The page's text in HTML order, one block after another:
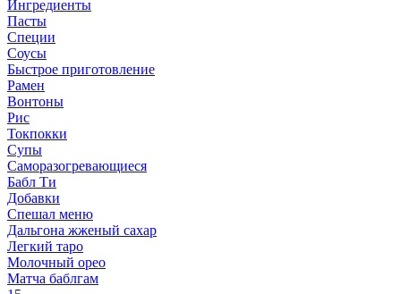
Ингредиенты
Пасты
Специи
Соусы
Быстрое приготовление
Рамен
Вонтоны
Рис
Токпокки
Супы
Саморазогревающиеся
Бабл Ти
Добавки
Спешал меню
Дальгона жженый сахар
Легкий таро
Молочный орео
Матча баблгам